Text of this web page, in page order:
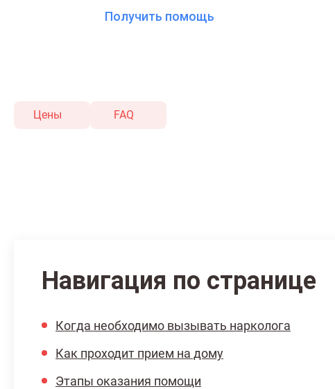
Получить помощь
Цены FAQ
Навигация по странице
Когда необходимо вызывать нарколога
Как проходит прием на дому
Этапы оказания помощи